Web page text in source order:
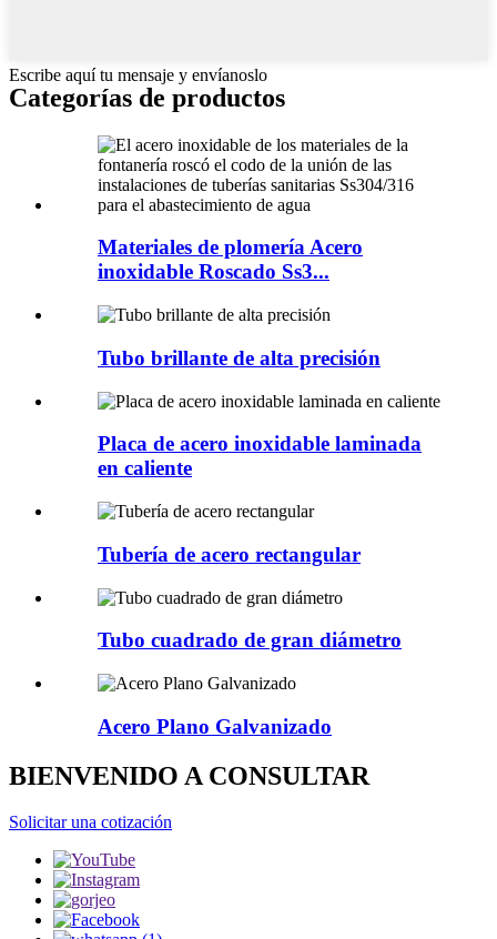
Escribe aquí tu mensaje y envíanoslo
Categorías de productos
Materiales de plomería Acero
inoxidable Roscado Ss3...
Tubo brillante de alta precisión
Placa de acero inoxidable laminada
en caliente
Tubería de acero rectangular
Tubo cuadrado de gran diámetro
Acero Plano Galvanizado
BIENVENIDO A CONSULTAR
Solicitar una cotización